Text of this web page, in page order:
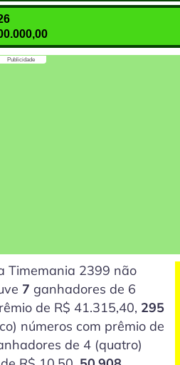
Publicidade
Timemania 2399 não
7 ganhadores de 6
de R$ 41.315,40, 295
números com prêmio de
de 4 (quatro)